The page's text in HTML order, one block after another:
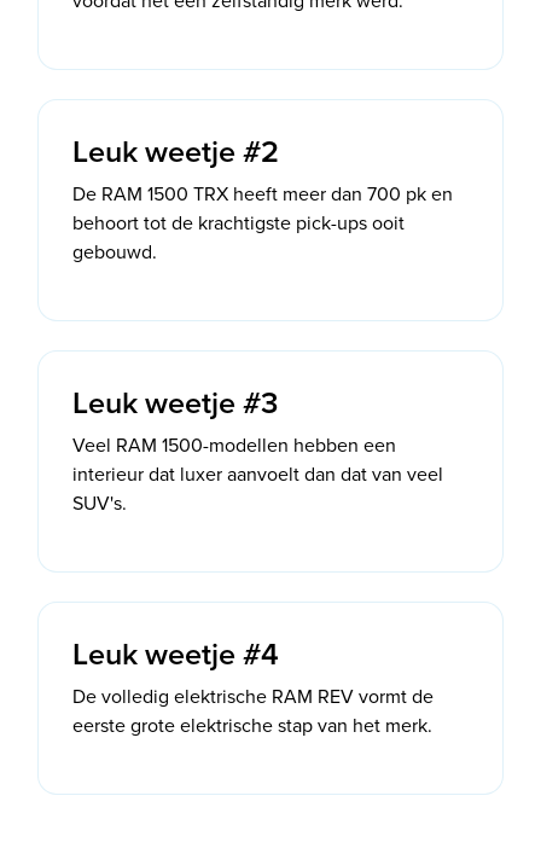
Leuk weetje #2
De RAM 1500 TRX heeft meer dan 700 pk en
behoort tot de krachtigste pick-ups ooit
gebouwd.
Leuk weetje #3
Veel RAM 1500-modellen hebben een
interieur dat luxer aanvoelt dan dat van veel
SUV's.
Leuk weetje #4
De volledig elektrische RAM REV vormt de
eerste grote elektrische stap van het merk.